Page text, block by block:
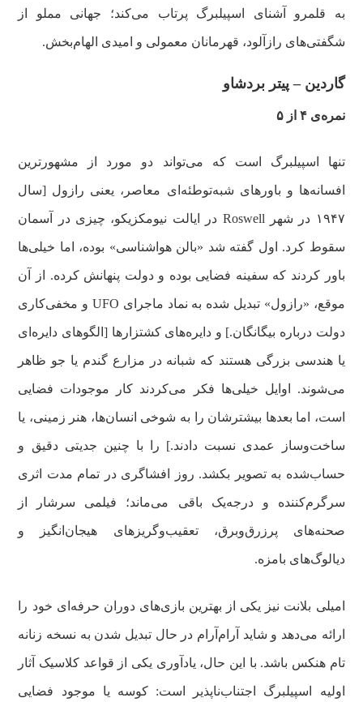
به قلمرو آشنای اسپیلبرگ پرتاب می‌کند؛ جهانی مملو از
شگفتی‌های رازآلود، قهرمانان معمولی و امیدی الهام‌بخش.
گاردین – پیتر بردشاو
نمره‌ی ۴ از ۵
تنها اسپیلبرگ است که می‌تواند دو مورد از مشهورترین
افسانه‌ها و باورهای شبه‌توطئه‌ای معاصر، یعنی رازول [سال
۱۹۴۷ در شهر Roswell در ایالت نیومکزیکو، چیزی در آسمان
سقوط کرد. اول گفته شد «بالن هواشناسی» بوده، اما خیلی‌ها
باور کردند که سفینه فضایی بوده و دولت پنهانش کرده. از آن
موقع، «رازول» تبدیل شده به نماد ماجرای UFO و مخفی‌کاری
دولت درباره بیگانگان.] و دایره‌های کشتزارها [الگوهای دایره‌ای
یا هندسی بزرگی هستند که شبانه در مزارع گندم یا جو ظاهر
می‌شوند. اوایل خیلی‌ها فکر می‌کردند کار موجودات فضایی
است، اما بعدها بیشترشان را به شوخی انسان‌ها، هنر زمینی، یا
ساخت‌و‌ساز عمدی نسبت دادند.] را با چنین جدیتی دقیق و
حساب‌شده به تصویر بکشد. روز افشاگری در تمام مدت اثری
سرگرم‌کننده و درجه‌یک باقی می‌ماند؛ فیلمی سرشار از
صحنه‌های پرزرق‌وبرق، تعقیب‌وگریزهای هیجان‌انگیز و
دیالوگ‌های بامزه.
امیلی بلانت نیز یکی از بهترین بازی‌های دوران حرفه‌ای خود را
ارائه می‌دهد و شاید آرام‌آرام در حال تبدیل شدن به نسخه زنانه
تام هنکس باشد. با این حال، یادآوری یکی از قواعد کلاسیک آثار
اولیه اسپیلبرگ اجتناب‌ناپذیر است: کوسه یا موجود فضایی